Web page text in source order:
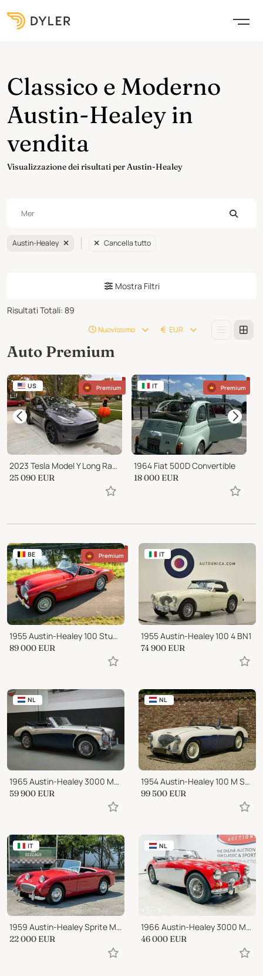
Classico e Moderno
Austin-Healey in
vendita
Visualizzazione dei risultati per Austin-Healey
Austin-Healey Cancella tutto
Mostra Filtri
Risultati Totali: 89
Nuovissimo EUR
Auto Premium
US Premium
2023 Tesla Model Y Long Range
25 090 EUR
IT Premium
1964 Fiat 500D Convertible
18 000 EUR
BE Premium
1955 Austin-Healey 100 Stunning BN2 Multiple Concours Winner
89 000 EUR
IT
1955 Austin-Healey 100 4 BN1
74 900 EUR
NL
1965 Austin-Healey 3000 MKIII BJ8 (1965)
59 900 EUR
NL
1954 Austin-Healey 100 M Specification
99 500 EUR
IT
1959 Austin-Healey Sprite MKI
22 000 EUR
NL
1966 Austin-Healey 3000 Mk3 BJ8 phase2
46 000 EUR